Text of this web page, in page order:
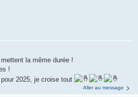
la même durée !
!
2025, je croise tout
Aller au message